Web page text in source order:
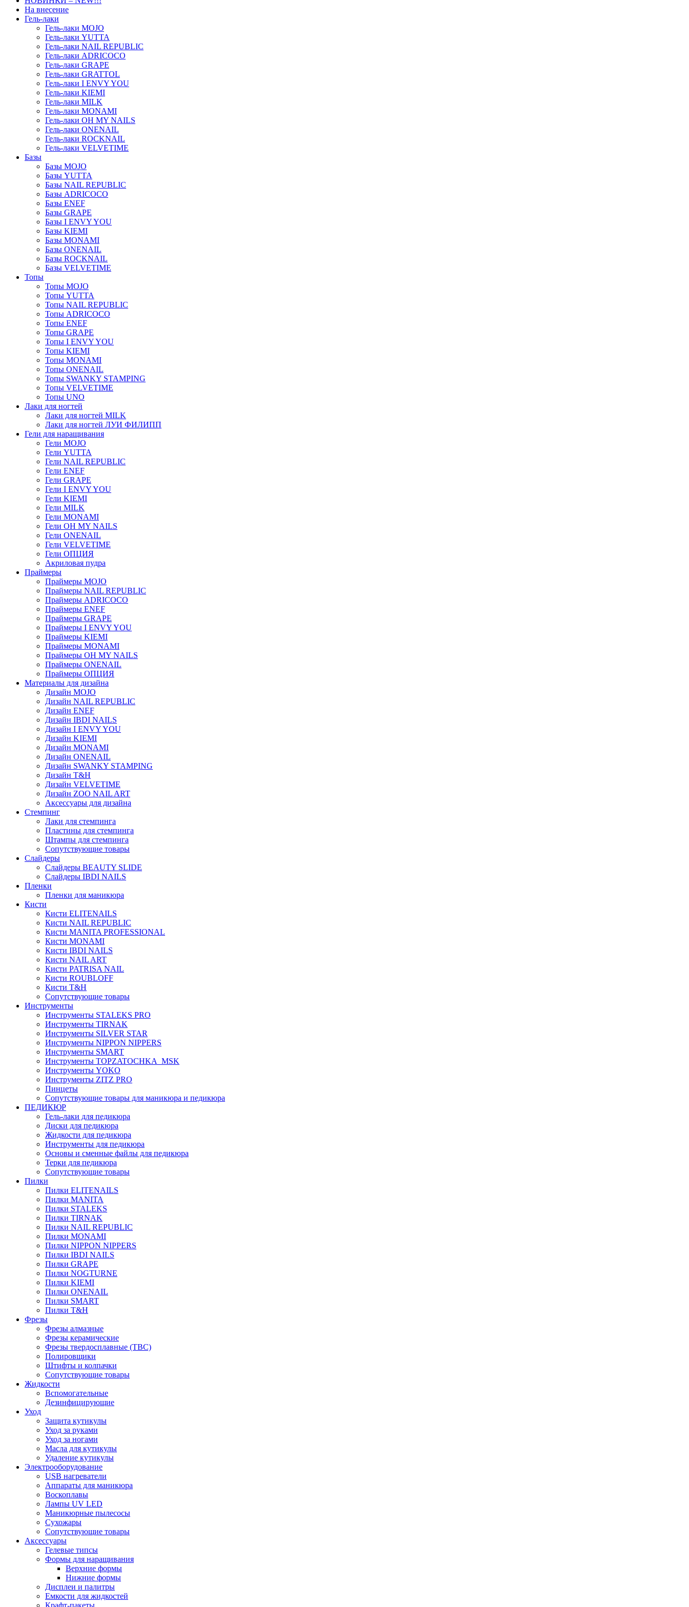
На внесение
Гель-лаки
Гель-лаки MOJO
Гель-лаки YUTTA
Гель-лаки NAIL REPUBLIC
Гель-лаки ADRICOCO
Гель-лаки GRAPE
Гель-лаки GRATTOL
Гель-лаки I ENVY YOU
Гель-лаки KIEMI
Гель-лаки MILK
Гель-лаки MONAMI
Гель-лаки OH MY NAILS
Гель-лаки ONENAIL
Гель-лаки ROCKNAIL
Гель-лаки VELVETIME
Базы
Базы MOJO
Базы YUTTA
Базы NAIL REPUBLIC
Базы ADRICOCO
Базы ENEF
Базы GRAPE
Базы I ENVY YOU
Базы KIEMI
Базы MONAMI
Базы ONENAIL
Базы ROCKNAIL
Базы VELVETIME
Топы
Топы MOJO
Топы YUTTA
Топы NAIL REPUBLIC
Топы ADRICOCO
Топы ENEF
Топы GRAPE
Топы I ENVY YOU
Топы KIEMI
Топы MONAMI
Топы ONENAIL
Топы SWANKY STAMPING
Топы VELVETIME
Топы UNO
Лаки для ногтей
Лаки для ногтей MILK
Лаки для ногтей ЛУИ ФИЛИПП
Гели для наращивания
Гели MOJO
Гели YUTTA
Гели NAIL REPUBLIC
Гели ENEF
Гели GRAPE
Гели I ENVY YOU
Гели KIEMI
Гели MILK
Гели MONAMI
Гели OH MY NAILS
Гели ONENAIL
Гели VELVETIME
Гели ОПЦИЯ
Акриловая пудра
Праймеры
Праймеры MOJO
Праймеры NAIL REPUBLIC
Праймеры ADRICOCO
Праймеры ENEF
Праймеры GRAPE
Праймеры I ENVY YOU
Праймеры KIEMI
Праймеры MONAMI
Праймеры OH MY NAILS
Праймеры ONENAIL
Праймеры ОПЦИЯ
Материалы для дизайна
Дизайн MOJO
Дизайн NAIL REPUBLIC
Дизайн ENEF
Дизайн IBDI NAILS
Дизайн I ENVY YOU
Дизайн KIEMI
Дизайн MONAMI
Дизайн ONENAIL
Дизайн SWANKY STAMPING
Дизайн T&H
Дизайн VELVETIME
Дизайн ZOO NAIL ART
Аксессуары для дизайна
Стемпинг
Лаки для стемпинга
Пластины для стемпинга
Штампы для стемпинга
Сопутствующие товары
Слайдеры
Слайдеры BEAUTY SLIDE
Слайдеры IBDI NAILS
Пленки
Пленки для маникюра
Кисти
Кисти ELITENAILS
Кисти NAIL REPUBLIC
Кисти MANITA PROFESSIONAL
Кисти MONAMI
Кисти IBDI NAILS
Кисти NAIL ART
Кисти PATRISA NAIL
Кисти ROUBLOFF
Кисти T&H
Сопутствующие товары
Инструменты
Инструменты STALEKS PRO
Инструменты TIRNAK
Инструменты SILVER STAR
Инструменты NIPPON NIPPERS
Инструменты SMART
Инструменты TOPZATOCHKA_MSK
Инструменты YOKO
Инструменты ZITZ PRO
Пинцеты
Сопутствующие товары для маникюра и педикюра
ПЕДИКЮР
Гель-лаки для педикюра
Диски для педикюра
Жидкости для педикюра
Инструменты для педикюра
Основы и сменные файлы для педикюра
Терки для педикюра
Сопутствующие товары
Пилки
Пилки ELITENAILS
Пилки MANITA
Пилки STALEKS
Пилки TIRNAK
Пилки NAIL REPUBLIC
Пилки MONAMI
Пилки NIPPON NIPPERS
Пилки IBDI NAILS
Пилки GRAPE
Пилки NOGTURNE
Пилки KIEMI
Пилки ONENAIL
Пилки SMART
Пилки T&H
Фрезы
Фрезы алмазные
Фрезы керамические
Фрезы твердосплавные (ТВС)
Полировщики
Штифты и колпачки
Сопутствующие товары
Жидкости
Вспомогательные
Дезинфицирующие
Уход
Защита кутикулы
Уход за руками
Уход за ногами
Масла для кутикулы
Удаление кутикулы
Электрооборудование
USB нагреватели
Аппараты для маникюра
Воскоплавы
Лампы UV LED
Маникюрные пылесосы
Сухожары
Сопутствующие товары
Аксессуары
Гелевые типсы
Формы для наращивания
Верхние формы
Нижние формы
Дисплеи и палитры
Емкости для жидкостей
Крафт-пакеты